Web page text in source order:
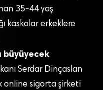
35-44 yaş
kaskolar erkeklere
büyüyecek
Serdar Dinçaslan
online sigorta şirketi